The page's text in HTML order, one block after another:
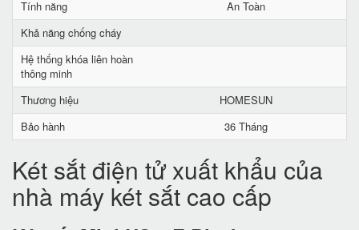
Tính năng
An Toàn
Khả năng chống cháy
Hệ thống khóa liên hoàn
thông minh
Thương hiệu
HOMESUN
Bảo hành
36 Tháng
Két sắt điện tử xuất khẩu của
nhà máy két sắt cao cấp